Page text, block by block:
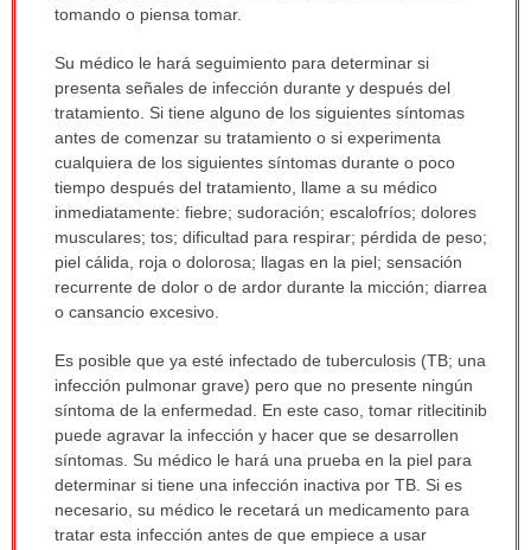
tomando o piensa tomar.
Su médico le hará seguimiento para determinar si
presenta señales de infección durante y después del
tratamiento. Si tiene alguno de los siguientes síntomas
antes de comenzar su tratamiento o si experimenta
cualquiera de los siguientes síntomas durante o poco
tiempo después del tratamiento, llame a su médico
inmediatamente: fiebre; sudoración; escalofríos; dolores
musculares; tos; dificultad para respirar; pérdida de peso;
piel cálida, roja o dolorosa; llagas en la piel; sensación
recurrente de dolor o de ardor durante la micción; diarrea
o cansancio excesivo.
Es posible que ya esté infectado de tuberculosis (TB; una
infección pulmonar grave) pero que no presente ningún
síntoma de la enfermedad. En este caso, tomar ritlecitinib
puede agravar la infección y hacer que se desarrollen
síntomas. Su médico le hará una prueba en la piel para
determinar si tiene una infección inactiva por TB. Si es
necesario, su médico le recetará un medicamento para
tratar esta infección antes de que empiece a usar